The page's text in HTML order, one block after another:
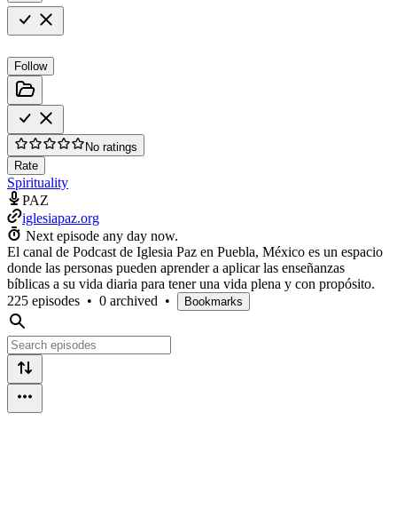
Follow
No ratings
Rate
Spirituality
PAZ
iglesiapaz.org
Next episode any day now.
El canal de Podcast de Iglesia Paz en Puebla, México es un espacio
donde las personas pueden aprender a aplicar las enseñanzas
bíblicas a su vida diaria para tener una vida plena y con propósito.
225 episodes • 0 archived • Bookmarks